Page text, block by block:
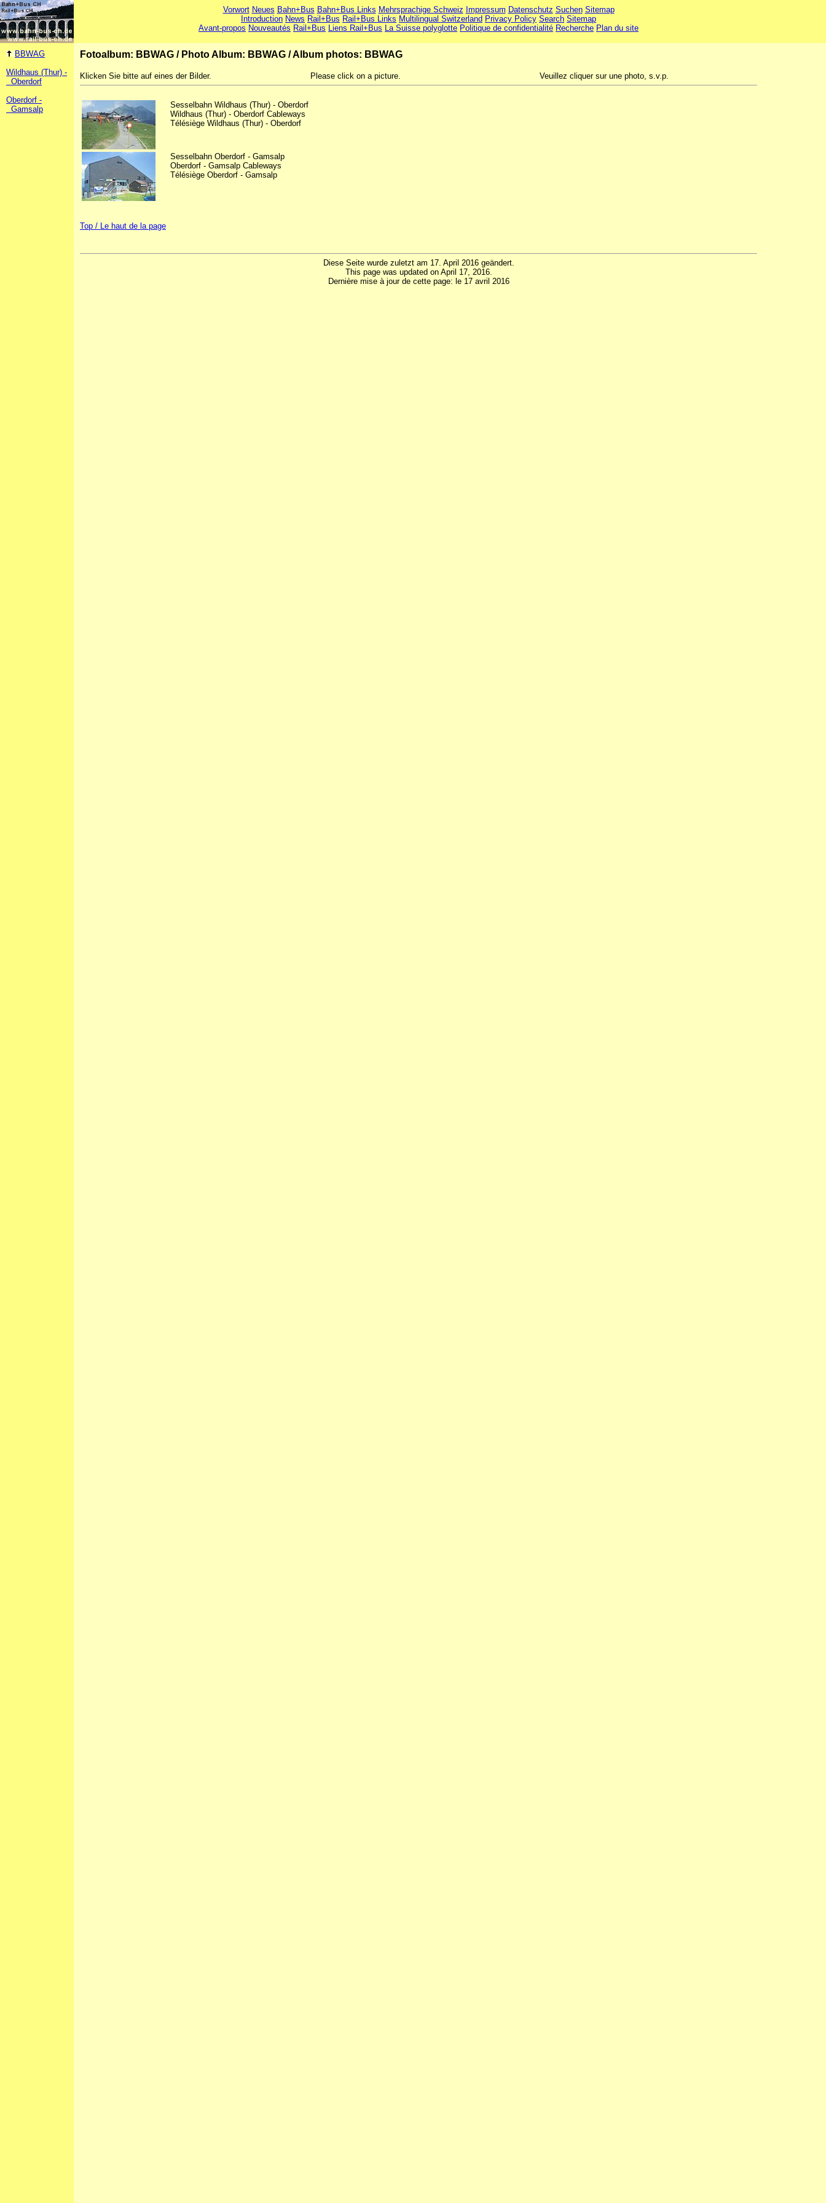
Vorwort Neues Bahn+Bus Bahn+Bus Links Mehrsprachige Schweiz Impressum Datenschutz Suchen Sitemap
Introduction News Rail+Bus Rail+Bus Links Multilingual Switzerland Privacy Policy Search Sitemap
Avant-propos Nouveautés Rail+Bus Liens Rail+Bus La Suisse polyglotte Politique de confidentialité Recherche Plan du site
BBWAG
Wildhaus (Thur) -
Oberdorf
Oberdorf -
Gamsalp
Fotoalbum: BBWAG / Photo Album: BBWAG /Album photos: BBWAG
Klicken Sie bitte auf eines der Bilder. Please click on a picture. Veuillez cliquer sur une photo, s.v.p.
Sesselbahn Wildhaus (Thur) - Oberdorf
Wildhaus (Thur) - Oberdorf Cableways
Télésiège Wildhaus (Thur) - Oberdorf
Sesselbahn Oberdorf - Gamsalp
Oberdorf - Gamsalp Cableways
Télésiège Oberdorf - Gamsalp
Top / Le haut de la page
Diese Seite wurde zuletzt am 17. April 2016 geändert.
This page was updated on April 17, 2016.
Dernière mise à jour de cette page: le 17 avril 2016